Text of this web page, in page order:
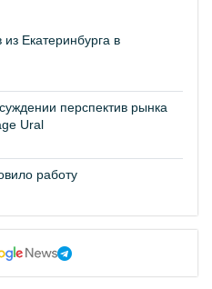
Екатеринбурга в
перспектив рынка
Ural
работу